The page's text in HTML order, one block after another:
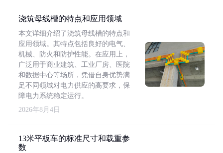
浇筑母线槽的特点和应用领域
本文详细介绍了浇筑母线槽的特点和
应用领域。其特点包括良好的电气、
机械、防火和防护性能。在应用上，
广泛用于商业建筑、工业厂房、医院
和数据中心等场所，凭借自身优势满
足不同领域对电力供应的高要求，保
障电力系统稳定运行。
2026年8月4日
13米平板车的标准尺寸和载重参
数